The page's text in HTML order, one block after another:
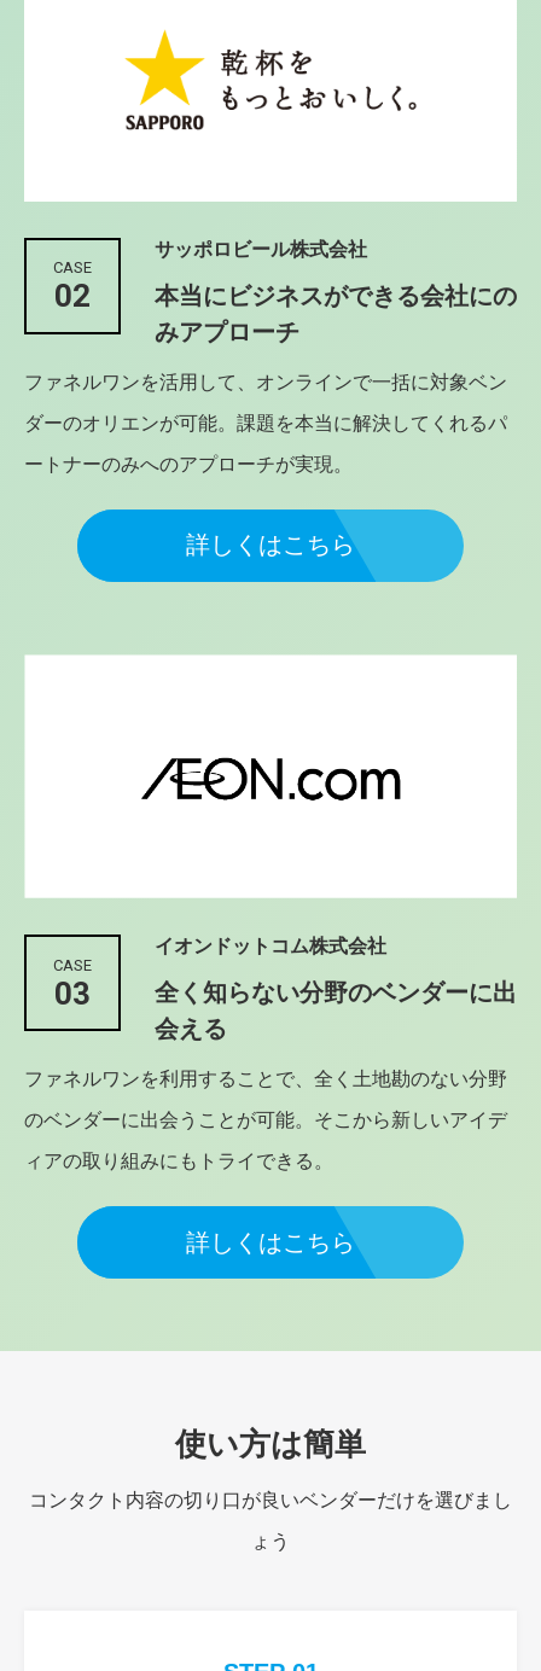
CASE
02
サッポロビール株式会社
本当にビジネスができる会社にの
みアプローチ
ファネルワンを活用して、オンラインで一括に対象ベン
ダーのオリエンが可能。課題を本当に解決してくれるパ
ートナーのみへのアプローチが実現。
詳しくはこちら
CASE
03
イオンドットコム株式会社
全く知らない分野のベンダーに出
会える
ファネルワンを利用することで、全く土地勘のない分野
のベンダーに出会うことが可能。そこから新しいアイデ
ィアの取り組みにもトライできる。
詳しくはこちら
使い方は簡単
コンタクト内容の切り口が良いベンダーだけを選びまし
ょう